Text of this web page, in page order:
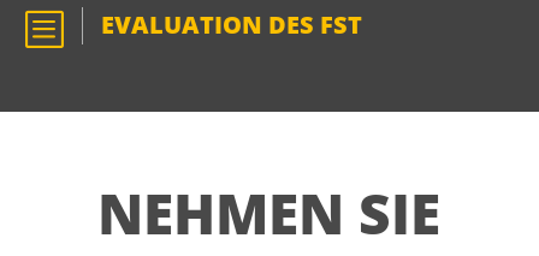
b EVALUATION DES FST
NEHMEN SIE